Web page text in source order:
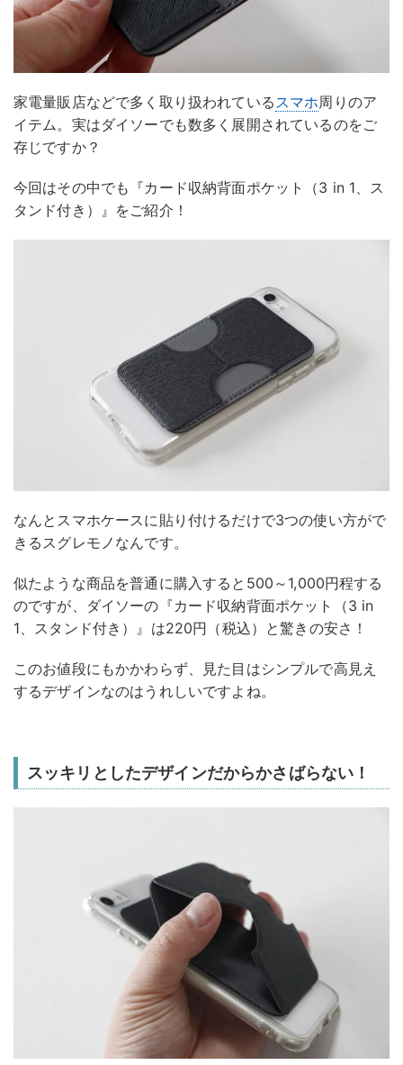
家電量販店などで多く取り扱われている スマホ周りのア
イテム。実はダイソーでも数多く展開されているのをご
存じですか？
今回はその中でも『カード収納背面ポケット（3 in 1、ス
タンド付き）』をご紹介！
なんとスマホケースに貼り付けるだけで3つの使い方がで
きるスグレモノなんです。
似たような商品を普通に購入すると500～1,000円程する
のですが、ダイソーの『カード収納背面ポケット（3 in
1、スタンド付き）』は220円（税込）と驚きの安さ！
このお値段にもかかわらず、見た目はシンプルで高見え
するデザインなのはうれしいですよね。
スッキリとしたデザインだからかさばらない！